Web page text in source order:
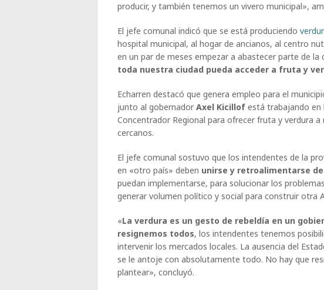
producir, y también tenemos un vivero municipal»,
El jefe comunal indicó que se está produciendo
hospital municipal, al hogar de ancianos, al centro
en un par de meses empezar a abastecer parte de la
toda nuestra ciudad pueda acceder a fruta y
Echarren destacó que genera empleo para el
junto al gobernador Axel Kicillofestá trabajando en
Concentrador Regional para ofrecer fruta y verdura
cercanos.
El jefe comunal sostuvo que los intendentes de la
en «otro país» deben unirse y retroalimentarse
puedan implementarse, para solucionar los
generar volumen político y social para construir otra
«La verdura es un gesto de rebeldía en un
resignemos todos, los intendentes tenemos
intervenir los mercados locales. La ausencia del
se le antoje con absolutamente todo. No hay que
plantear», concluyó.